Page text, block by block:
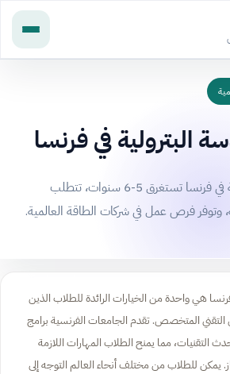
البترولية في فرنسا
دراسة الهندسة البترولية في فرنسا تستغرق 5-6 سنوات، تتطلب
وتوفر فرص عمل في شركات الطاقة العالمية.
هي واحدة من الخيارات الرائدة للطلاب الذين
المتخصص. تقدم الجامعات الفرنسية برامج
التقنيات، مما يمنح الطلاب المهارات اللازمة
يمكن للطلاب من مختلف أنحاء العالم التوجه إلى